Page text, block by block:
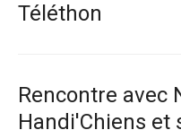
Téléthon
Rencontre avec
Handi'Chiens et